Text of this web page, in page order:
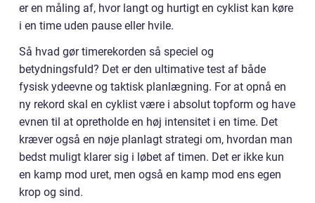
er en måling af, hvor langt og hurtigt en cyklist kan køre
i en time uden pause eller hvile.
Så hvad gør timerekorden så speciel og
betydningsfuld? Det er den ultimative test af både
fysisk ydeevne og taktisk planlægning. For at opnå en
ny rekord skal en cyklist være i absolut topform og have
evnen til at opretholde en høj intensitet i en time. Det
kræver også en nøje planlagt strategi om, hvordan man
bedst muligt klarer sig i løbet af timen. Det er ikke kun
en kamp mod uret, men også en kamp mod ens egen
krop og sind.